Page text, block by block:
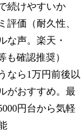
続けやすいか
評価（耐久性、
な声。楽天・
も確認推奨）
なら1万円前後以
がおすすめ。最
円台から気軽